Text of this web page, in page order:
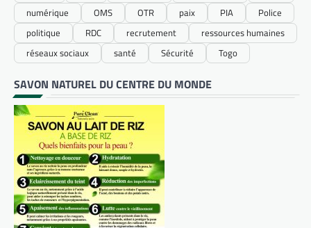
numérique
OMS OTR paix PIA
Police
politique
RDC recrutement
ressources humaines
réseaux sociaux
santé Sécurité Togo
SAVON NATUREL DU CENTRE DU MONDE